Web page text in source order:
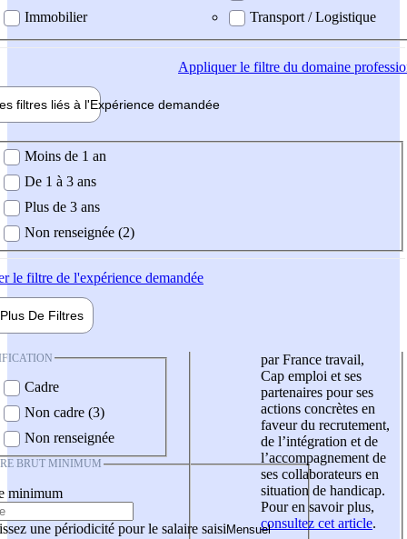
Immobilier
Transport / Logistique
Appliquerle filtre du domaine
filtres liés à l'Expérience demandée
demandée
Moins de 1 an
De 1 à 3 ans
Plus de 3 ans
Non renseignée (2)
le filtre de l'expérience demandée
Plus De Filtres
Cadre
Non cadre (3)
Non renseignée
BRUT MINIMUM
minimum
une périodicité pour le salaire saisi
par France travail,
Cap emploi et ses
partenaires pour ses
actions concrètes en
faveur du recrutement,
de l’intégration et de
l’accompagnement de
ses collaborateurs en
situation de handicap.
Pour en savoir plus,
consultez cet article.